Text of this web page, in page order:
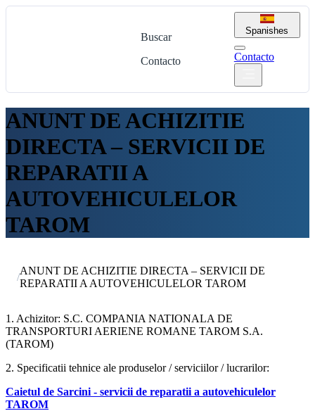
Buscar
Contacto
Spanishes
Contacto
ANUNT DE ACHIZITIE
DIRECTA – SERVICII DE
REPARATII A
AUTOVEHICULELOR
TAROM
/
ANUNT DE ACHIZITIE DIRECTA – SERVICII DE
REPARATII A AUTOVEHICULELOR TAROM
1. Achizitor: S.C. COMPANIA NATIONALA DE
TRANSPORTURI AERIENE ROMANE TAROM S.A.
(TAROM)
2. Specificatii tehnice ale produselor / serviciilor / lucrarilor:
Caietul de Sarcini - servicii de reparatii a autovehiculelor
TAROM